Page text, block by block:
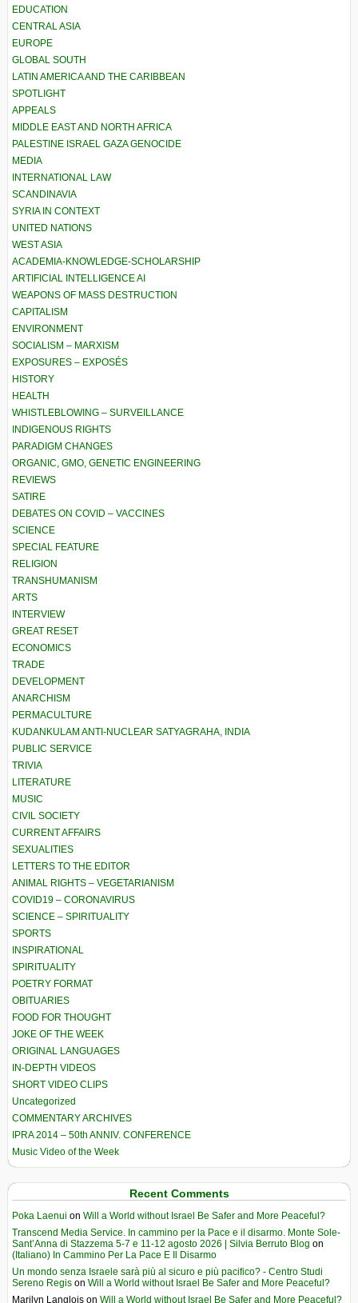
EDUCATION
CENTRAL ASIA
EUROPE
GLOBAL SOUTH
LATIN AMERICA AND THE CARIBBEAN
SPOTLIGHT
APPEALS
MIDDLE EAST AND NORTH AFRICA
PALESTINE ISRAEL GAZA GENOCIDE
MEDIA
INTERNATIONAL LAW
SCANDINAVIA
SYRIA IN CONTEXT
UNITED NATIONS
WEST ASIA
ACADEMIA-KNOWLEDGE-SCHOLARSHIP
ARTIFICIAL INTELLIGENCE AI
WEAPONS OF MASS DESTRUCTION
CAPITALISM
ENVIRONMENT
SOCIALISM – MARXISM
EXPOSURES – EXPOSÉS
HISTORY
HEALTH
WHISTLEBLOWING – SURVEILLANCE
INDIGENOUS RIGHTS
PARADIGM CHANGES
ORGANIC, GMO, GENETIC ENGINEERING
REVIEWS
SATIRE
DEBATES ON COVID – VACCINES
SCIENCE
SPECIAL FEATURE
RELIGION
TRANSHUMANISM
ARTS
INTERVIEW
GREAT RESET
ECONOMICS
TRADE
DEVELOPMENT
ANARCHISM
PERMACULTURE
KUDANKULAM ANTI-NUCLEAR SATYAGRAHA, INDIA
PUBLIC SERVICE
TRIVIA
LITERATURE
MUSIC
CIVIL SOCIETY
CURRENT AFFAIRS
SEXUALITIES
LETTERS TO THE EDITOR
ANIMAL RIGHTS – VEGETARIANISM
COVID19 – CORONAVIRUS
SCIENCE – SPIRITUALITY
SPORTS
INSPIRATIONAL
SPIRITUALITY
POETRY FORMAT
OBITUARIES
FOOD FOR THOUGHT
JOKE OF THE WEEK
ORIGINAL LANGUAGES
IN-DEPTH VIDEOS
SHORT VIDEO CLIPS
Uncategorized
COMMENTARY ARCHIVES
IPRA 2014 – 50th ANNIV. CONFERENCE
Music Video of the Week
Recent Comments
Poka Laenui on Will a World without Israel Be Safer and More Peaceful?
Transcend Media Service. In cammino per la Pace e il disarmo. Monte Sole-
Sant’Anna di Stazzema 5-7 e 11-12 agosto 2026 | Silvia Berruto Blog on
(Italiano) In Cammino Per La Pace E Il Disarmo
Un mondo senza Israele sarà più al sicuro e più pacifico? - Centro Studi
Sereno Regis on Will a World without Israel Be Safer and More Peaceful?
Marilyn Langlois on Will a World without Israel Be Safer and More Peaceful?